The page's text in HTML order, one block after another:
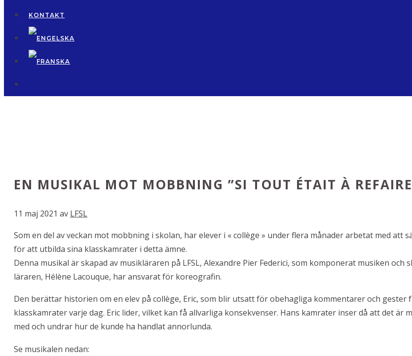
KONTAKT
EN MUSIKAL MOT MOBBNING ”SI TOUT ÉTAIT À
11 maj 2021 av LFSL
Som en del av veckan mot mobbning i skolan, har elever i « collège » under flera månader arbetat med att
för att utbilda sina klasskamrater i detta ämne.
Denna musikal är skapad av musikläraren på LFSL, Alexandre Pier Federici, som komponerat musiken och
läraren, Hélène Lacouque, har ansvarat för koreografin.
Den berättar historien om en elev på collège, Eric, som blir utsatt för obehagliga kommentarer och gester
klasskamrater varje dag. Eric lider, vilket kan få allvarliga konsekvenser. Hans kamrater inser då att det är
med och undrar hur de kunde ha handlat annorlunda.
Se musikalen nedan: